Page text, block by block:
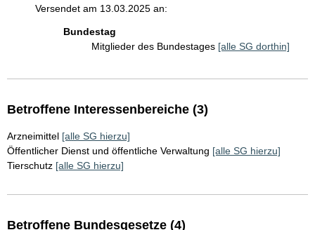
Versendet am 13.03.2025 an:
Bundestag
Mitglieder des Bundestages [alle SG dorthin]
Betroffene Interessenbereiche (3)
Arzneimittel [alle SG hierzu]
Öffentlicher Dienst und öffentliche Verwaltung [alle SG hierzu]
Tierschutz [alle SG hierzu]
Betroffene Bundesgesetze (4)